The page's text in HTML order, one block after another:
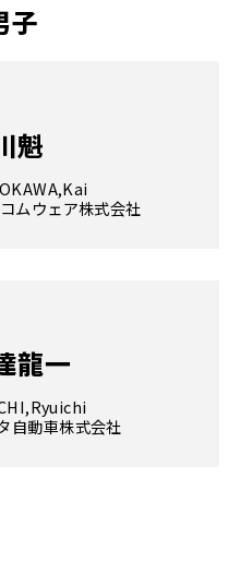
子
魁
ムウェア株式会社
龍一
自動車株式会社